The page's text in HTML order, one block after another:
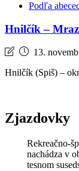
Podľa
Hnilčík –
13.
Hnilčík (Spiš) –
Zjazdovky
Rekreačno-
nachádza v
tesnom